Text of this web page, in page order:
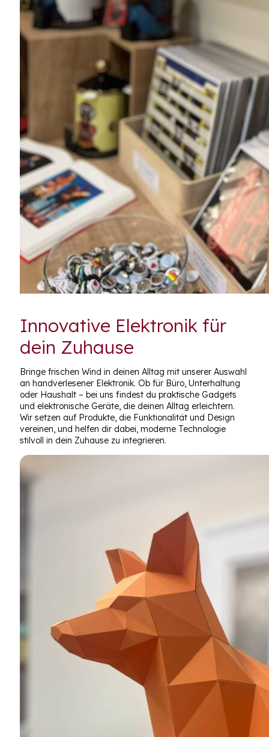
Innovative Elektronik für
dein Zuhause
Bringe frischen Wind in deinen Alltag mit unserer Auswahl
an handverlesener Elektronik. Ob für Büro, Unterhaltung
oder Haushalt – bei uns findest du praktische Gadgets
und elektronische Geräte, die deinen Alltag erleichtern.
Wir setzen auf Produkte, die Funktionalität und Design
vereinen, und helfen dir dabei, moderne Technologie
stilvoll in dein Zuhause zu integrieren.